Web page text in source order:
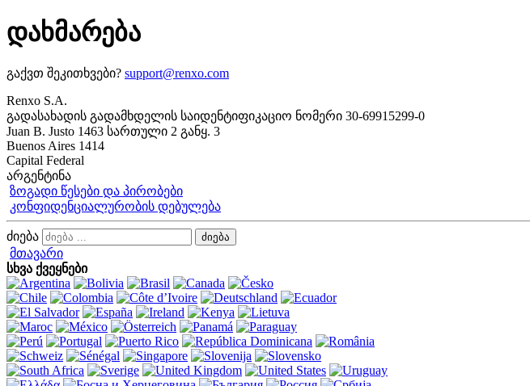
დახმარება
გაქვთ შეკითხვები? support@renxo.com
Renxo S.A.
გადასახადის გადამხდელის საიდენტიფიკაციო ნომერი 30-69915299-0
Juan B. Justo 1463 სართული 2 განყ. 3
Buenos Aires 1414
Capital Federal
არგენტინა
ზოგადი წესები და პირობები
კონფიდენციალურობის დებულება
ძიება
მთავარი
სხვა ქვეყნები